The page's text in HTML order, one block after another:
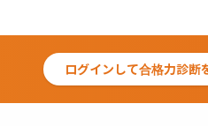
ログインして合格力診断